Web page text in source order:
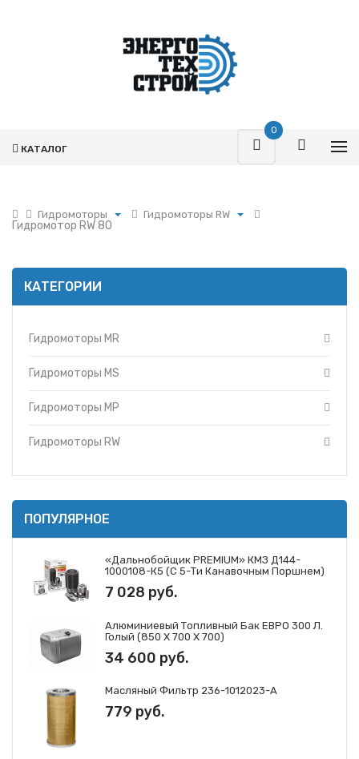
0
КАТАЛОГ
Гидромоторы
Поршневая
Гидрораспределители
Топливные баки
Вкладыши
Утеплители капота
Прайс-листы
Контакты
Гидромоторы RW
Гидромотор RW 80
КАТЕГОРИИ
Гидромоторы MR
Гидромоторы MS
Гидромоторы MP
Гидромоторы RW
ПОПУЛЯРНОЕ
«Дальнобойщик PREMIUM» КМЗ Д144-
1000108-К5 (с 5-Ти Канавочным Поршнем)
7 028 руб.
Алюминиевый Топливный Бак ЕВРО 300 Л.
Голый (850 Х 700 Х 700)
34 600 руб.
Масляный Фильтр 236-1012023-А
779 руб.